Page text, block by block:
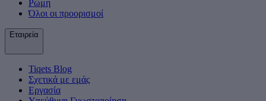
Ρώμη
Όλοι οι προορισμοί
Εταιρεία
Tiqets Βlog
Σχετικά με εμάς
Εργασία